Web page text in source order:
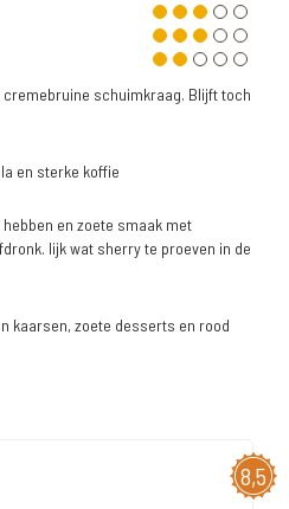
schuimkraag. Blijft toch
en sterke koffie
en zoete smaak met
lijk wat sherry te proeven in de
kaarsen, zoete desserts en rood
8,5